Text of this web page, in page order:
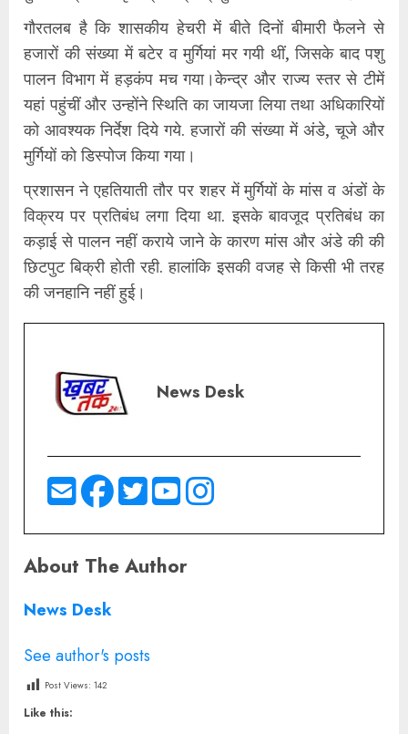
गौरतलब है कि शासकीय हेचरी में बीते दिनों बीमारी फैलने से
हजारों की संख्या में बटेर व मुर्गियां मर गयी थीं, जिसके बाद पशु
पालन विभाग में हड़कंप मच गया।केन्द्र और राज्य स्तर से टीमें
यहां पहुंचीं और उन्होंने स्थिति का जायजा लिया तथा अधिकारियों
को आवश्यक निर्देश दिये गये. हजारों की संख्या में अंडे, चूजे और
मुर्गियों को डिस्पोज किया गया।
प्रशासन ने एहतियाती तौर पर शहर में मुर्गियों के मांस व अंडों के
विक्रय पर प्रतिबंध लगा दिया था. इसके बावजूद प्रतिबंध का
कड़ाई से पालन नहीं कराये जाने के कारण मांस और अंडे की की
छिटपुट बिक्री होती रही. हालांकि इसकी वजह से किसी भी तरह
की जनहानि नहीं हुई।
News Desk
About The Author
News Desk
See author's posts
Post Views: 142
Like this: